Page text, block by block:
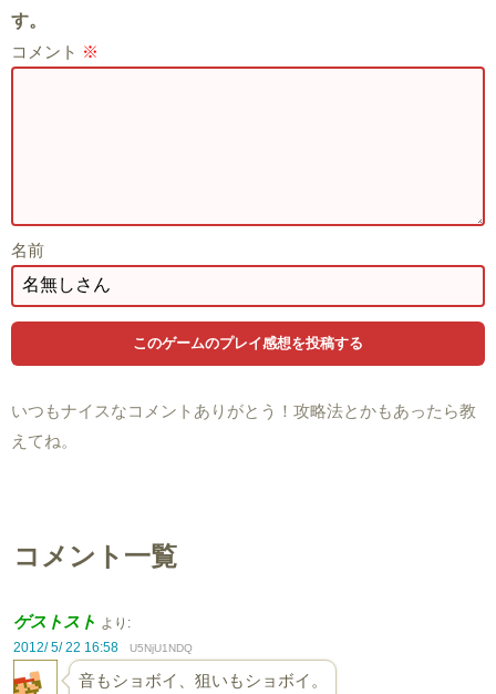
す。
コメント ※
名前
いつもナイスなコメントありがとう！攻略法とかもあったら教
えてね。
コメント一覧
ゲストスト より:
2012/ 5/ 22 16:58
U5NjU1NDQ
音もショボイ、狙いもショボイ。